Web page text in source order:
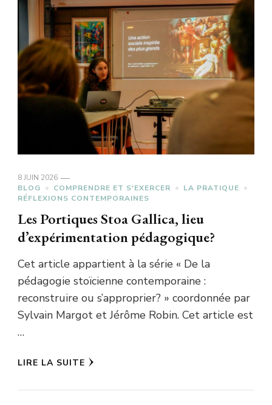
8 JUIN 2026
BLOG
COMPRENDRE ET S'EXERCER
LA PRATIQUE
RÉFLEXIONS CONTEMPORAINES
Les Portiques Stoa Gallica, lieu
d’expérimentation pédagogique?
Cet article appartient à la série « De la
pédagogie stoïcienne contemporaine :
reconstruire ou s’approprier? » coordonnée par
Sylvain Margot et Jérôme Robin. Cet article est
…
LIRE LA SUITE